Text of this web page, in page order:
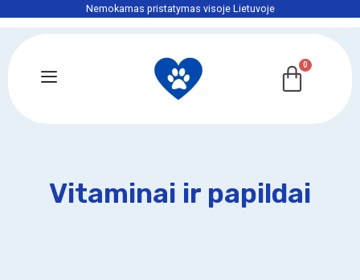
Nemokamas pristatymas visoje Lietuvoje
Vitaminai ir papildai